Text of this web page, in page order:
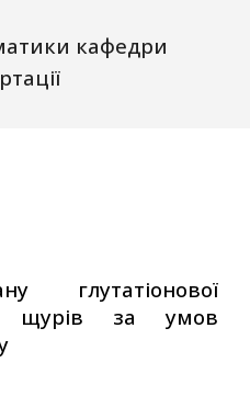
кафедри
глутаті­онової
щурів за умов